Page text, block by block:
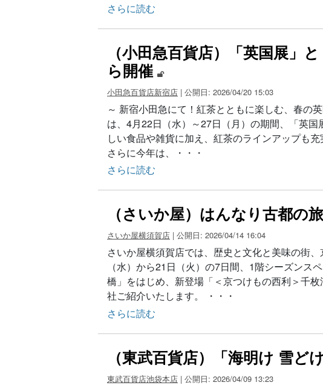
さらに読む
（小田急百貨店）「英国展」
ら開催
小田急百貨店新宿店 | 公開日: 2026/04/20 15:03
～ 新宿小田急にて！紅茶とともに楽しむ、春の
は、4月22日（水）～27日（月）の期間、「英
しい食品や雑貨に加え、紅茶のラインアップも
さらに今年は、・・・
さらに読む
（さいか屋）はんなり古都の
さいか屋横須賀店 | 公開日: 2026/04/14 16:04
さいか屋横須賀店では、歴史と文化と美味の街
（水）から21日（火）の7日間、1階シーズン
橋」をはじめ、新登場「＜京つけもの西利＞千
社ご紹介いたします。 ・・・
さらに読む
（東武百貨店）「海明け 雪
東武百貨店池袋本店 | 公開日: 2026/04/09 13:23